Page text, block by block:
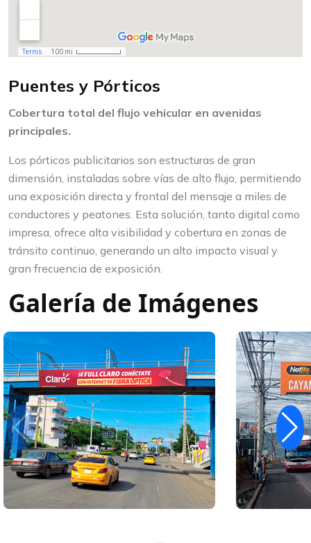
Puentes y Pórticos
Cobertura total del flujo vehicular en avenidas
principales.
Los pórticos publicitarios son estructuras de gran
dimensión, instaladas sobre vías de alto flujo, permitiendo
una exposición directa y frontal del mensaje a miles de
conductores y peatones. Esta solución, tanto digital como
impresa, ofrece alta visibilidad y cobertura en zonas de
tránsito continuo, generando un alto impacto visual y
gran frecuencia de exposición.
Galería de Imágenes